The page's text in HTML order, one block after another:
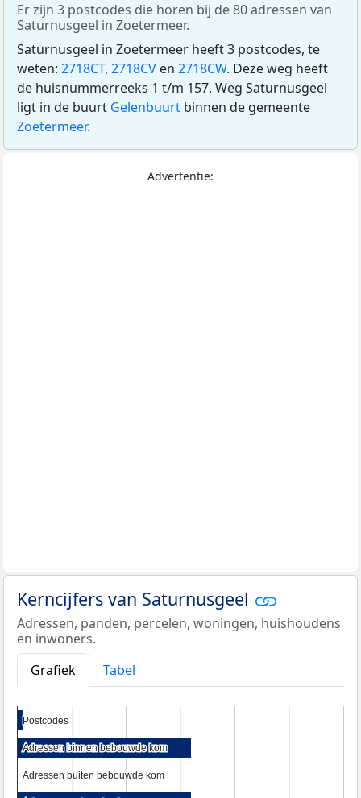
Er zijn 3 postcodes die horen bij de 80 adressen van
Saturnusgeel in Zoetermeer.
Saturnusgeel in Zoetermeer heeft 3 postcodes, te
weten: 2718CT, 2718CV en 2718CW. Deze weg heeft
de huisnummerreeks 1 t/m 157. Weg Saturnusgeel
ligt in de buurt Gelenbuurt binnen de gemeente
Zoetermeer.
Advertentie:
Kerncijfers van Saturnusgeel
Adressen, panden, percelen, woningen, huishoudens
en inwoners.
Grafiek
Tabel
Postcodes
Postcodes
Adressen binnen bebouwde kom
Adressen binnen bebouwde kom
Adressen buiten bebouwde kom
Adressen buiten bebouwde kom